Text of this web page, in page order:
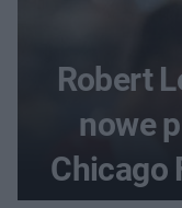
Robert
nowe
Chicago